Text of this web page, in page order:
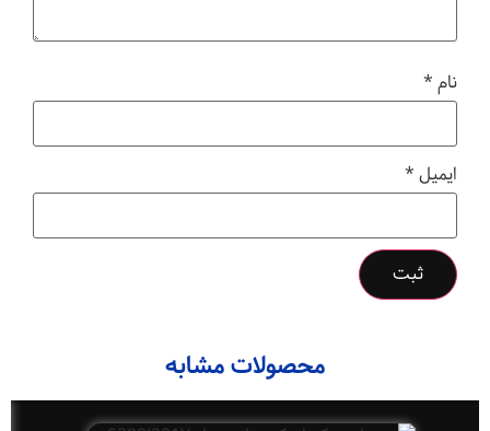
نام *
ایمیل *
محصولات مشابه